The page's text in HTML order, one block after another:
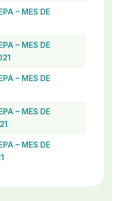
– MES DE
– MES DE
– MES DE
– MES DE
– MES DE